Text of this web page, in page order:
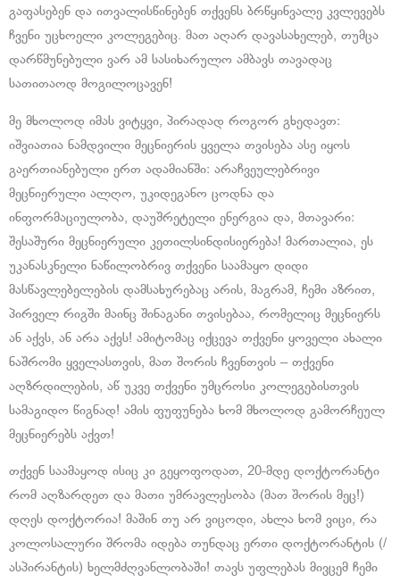
გაფასებენ და ითვალისწინებენ თქვენს ბრწყინვალე კვლევებს
ჩვენი უცხოელი კოლეგებიც. მათ აღარ დავასახელებ, თუმცა
დარწმუნებული ვარ ამ სასიხარულო ამბავს თავადაც
სათითაოდ მოგილოცავენ!
მე მხოლოდ იმას ვიტყვი, პირადად როგორ გხედავთ:
იშვიათია ნამდვილი მეცნიერის ყველა თვისება ასე იყოს
გაერთიანებული ერთ ადამიანში: არაჩვეულებრივი
მეცნიერული ალღო, უკიდეგანო ცოდნა და
ინფორმაციულობა, დაუშრეტელი ენერგია და, მთავარი:
შესაშური მეცნიერული კეთილსინდისიერება! მართალია, ეს
უკანასკნელი ნაწილობრივ თქვენი საამაყო დიდი
მასწავლებელების დამსახურებაც არის, მაგრამ, ჩემი აზრით,
პირველ რიგში მაინც შინაგანი თვისებაა, რომელიც მეცნიერს
ან აქვს, ან არა აქვს! ამიტომაც იქცევა თქვენი ყოველი ახალი
ნაშრომი ყველასთვის, მათ შორის ჩვენთვის – თქვენი
აღზრდილების, აწ უკვე თქვენი უმცროსი კოლეგებისთვის
სამაგიდო წიგნად! ამის ფუფუნება ხომ მხოლოდ გამორჩეულ
მეცნიერებს აქვთ!
თქვენ საამაყოდ ისიც კი გეყოფოდათ, 20-მდე დოქტორანტი
რომ აღზარდეთ და მათი უმრავლესობა (მათ შორის მეც!)
დღეს დოქტორია! მაშინ თუ არ ვიცოდი, ახლა ხომ ვიცი, რა
კოლოსალური შრომა იდება თუნდაც ერთი დოქტორანტის (/
ასპირანტის) ხელმძღვანლობაში! თავს უფლებას მივცემ ჩემი